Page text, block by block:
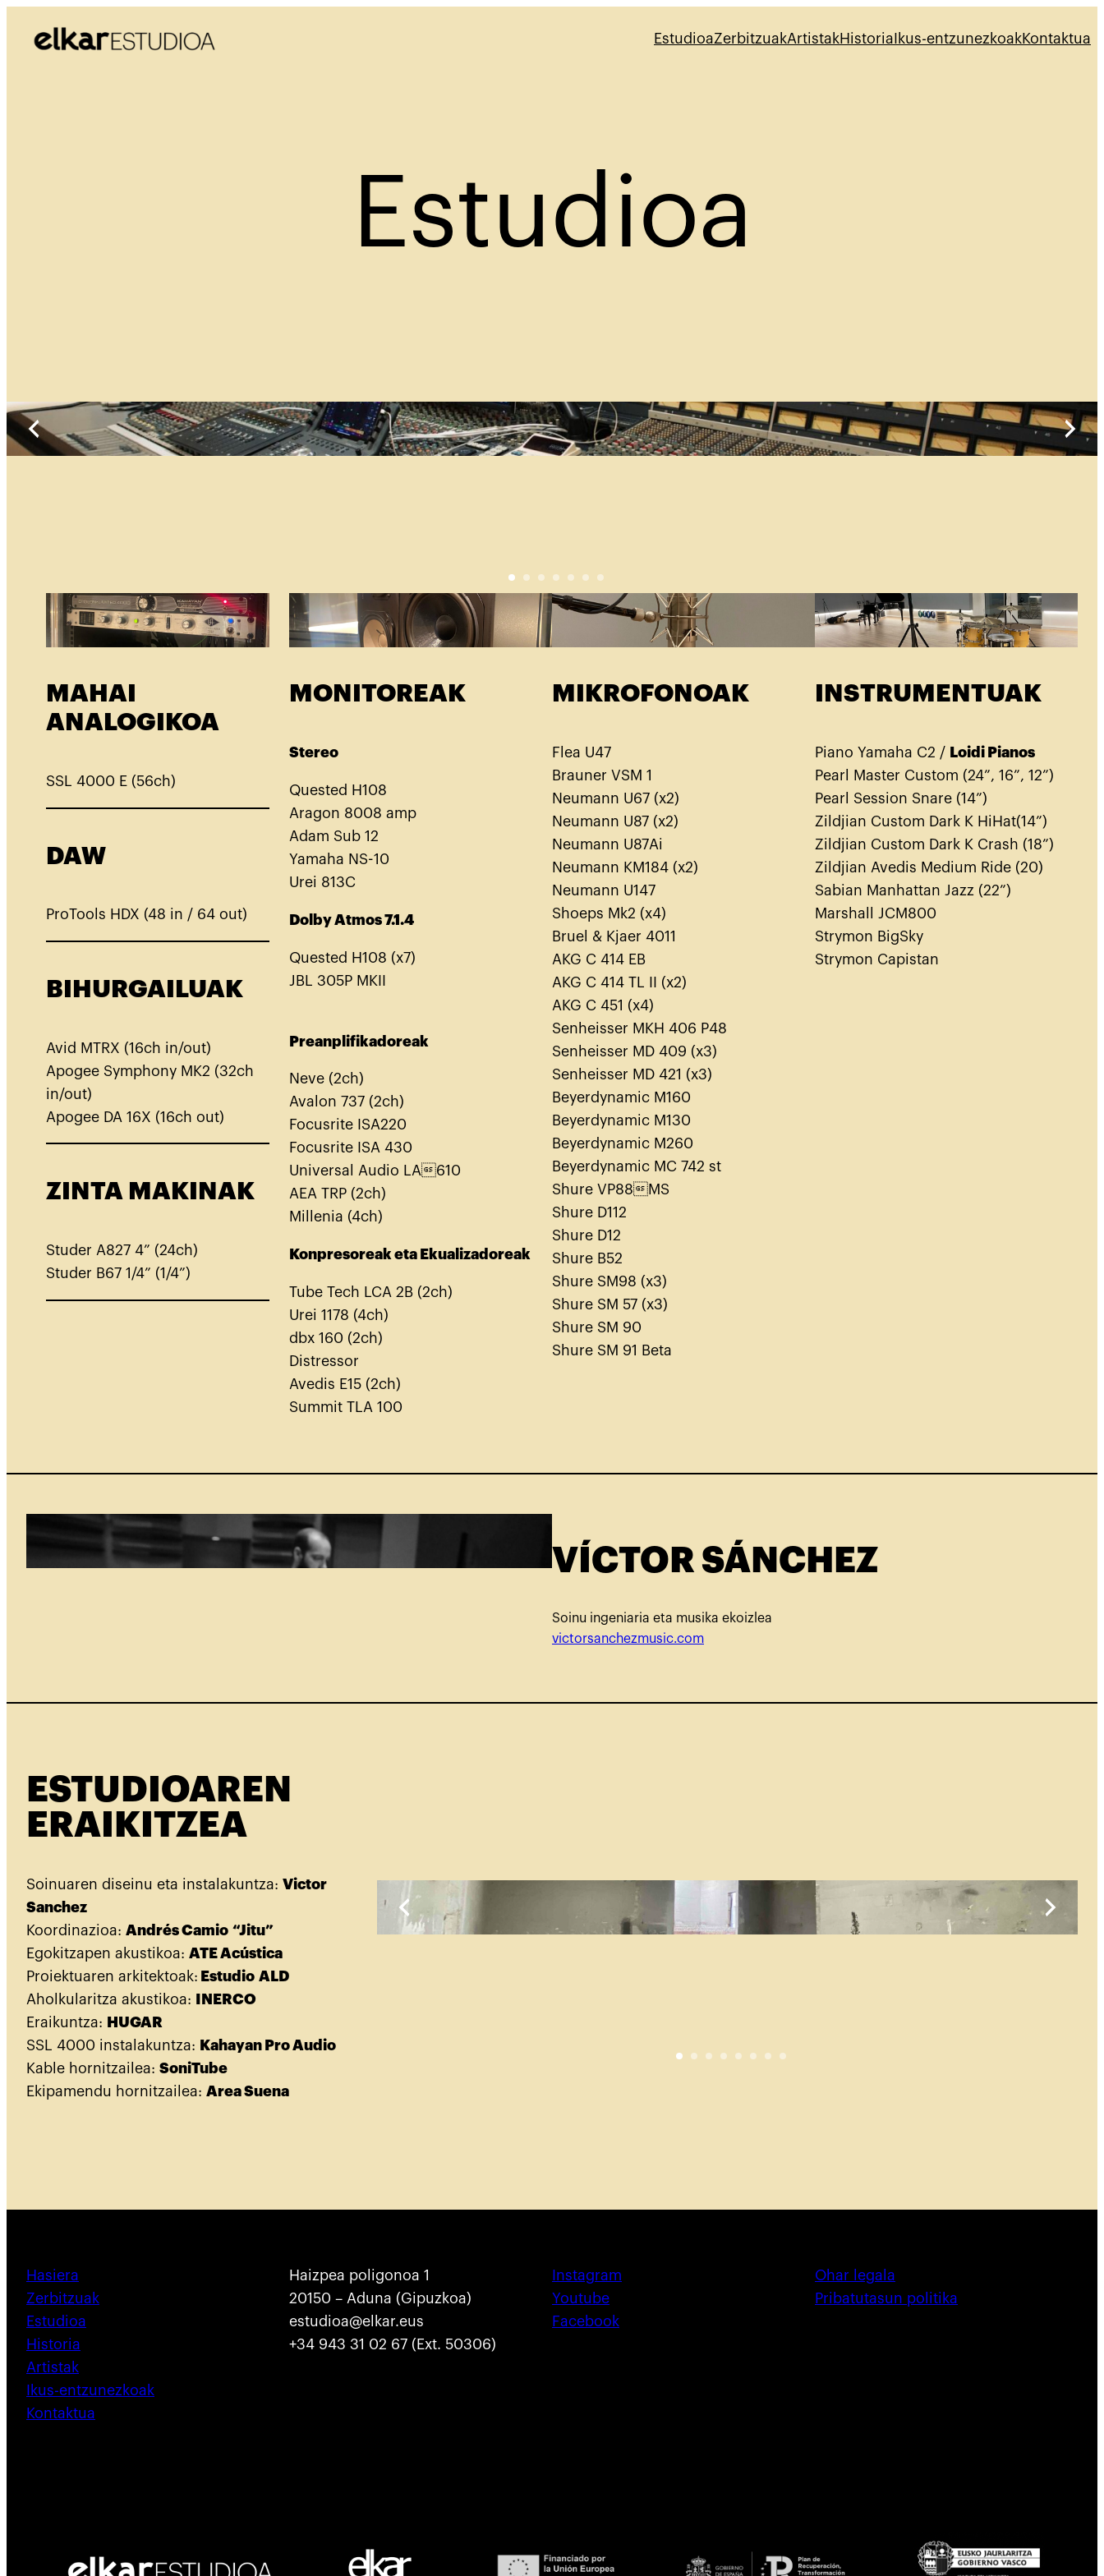
EstudioaZerbitzuakArtistakHistoria Ikus-entzunezkoakKontaktua
Estudioa
MAHAI
ANALOGIKOA
SSL 4000 E (56ch)
DAW
ProTools HDX (48 in / 64 out)
BIHURGAILUAK
Avid MTRX (16ch in/out)
Apogee Symphony MK2 (32ch
in/out)
Apogee DA 16X (16ch out)
ZINTA MAKINAK
Studer A827 4” (24ch)
Studer B67 1/4” (1/4”)
MONITOREAK
Stereo
Quested H108
Aragon 8008 amp
Adam Sub 12
Yamaha NS-10
Urei 813C
Dolby Atmos 7.1.4
Quested H108 (x7)
JBL 305P MKII
Preanplifikadoreak
Neve (2ch)
Avalon 737 (2ch)
Focusrite ISA220
Focusrite ISA 430
Universal Audio LA610
AEA TRP (2ch)
Millenia (4ch)
Konpresoreak eta Ekualizadoreak
Tube Tech LCA 2B (2ch)
Urei 1178 (4ch)
dbx 160 (2ch)
Distressor
Avedis E15 (2ch)
Summit TLA 100
MIKROFONOAK
Flea U47
Brauner VSM 1
Neumann U67 (x2)
Neumann U87 (x2)
Neumann U87Ai
Neumann KM184 (x2)
Neumann U147
Shoeps Mk2 (x4)
Bruel & Kjaer 4011
AKG C 414 EB
AKG C 414 TL II (x2)
AKG C 451 (x4)
Senheisser MKH 406 P48
Senheisser MD 409 (x3)
Senheisser MD 421 (x3)
Beyerdynamic M160
Beyerdynamic M130
Beyerdynamic M260
Beyerdynamic MC 742 st
Shure VP88MS
Shure D112
Shure D12
Shure B52
Shure SM98 (x3)
Shure SM 57 (x3)
Shure SM 90
Shure SM 91 Beta
INSTRUMENTUAK
Piano Yamaha C2 / Loidi Pianos
Pearl Master Custom (24”, 16”, 12”)
Pearl Session Snare (14”)
Zildjian Custom Dark K HiHat(14”)
Zildjian Custom Dark K Crash (18”)
Zildjian Avedis Medium Ride (20)
Sabian Manhattan Jazz (22”)
Marshall JCM800
Strymon BigSky
Strymon Capistan
VÍCTOR SÁNCHEZ
Soinu ingeniaria eta musika ekoizlea
victorsanchezmusic.com
ESTUDIOAREN
ERAIKITZEA
Soinuaren diseinu eta instalakuntza: Victor
Sanchez
Koordinazioa: Andrés Camio “Jitu”
Egokitzapen akustikoa: ATE Acústica
Proiektuaren arkitektoak: Estudio ALD
Aholkularitza akustikoa:
INERCO
Eraikuntza:
HUGAR
SSL 4000 instalakuntza:
Kahayan Pro Audio
Kable hornitzailea: SoniTube
Ekipamendu hornitzailea: Area Suena
Hasiera
Zerbitzuak
Estudioa
Historia
Artistak
Ikus-entzunezkoak
Kontaktua
Haizpea poligonoa 1
20150 – Aduna (Gipuzkoa)
estudioa@elkar.eus
+34 943 31 02 67 (Ext. 50306)
Instagram
Youtube
Facebook
Ohar legala
Pribatutasun politika